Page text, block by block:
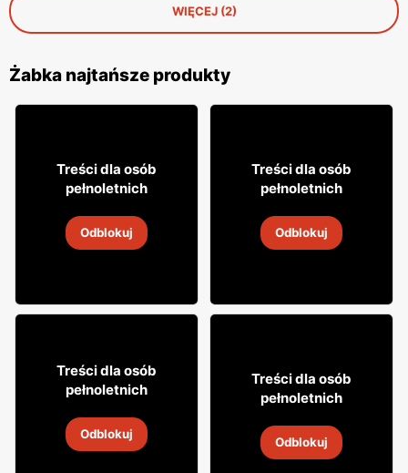
WIĘCEJ (2)
Żabka najtańsze produkty
3199
Napój alkoholowy Soplica
18 sie 2026
Treści dla osób
pełnoletnich
Odblokuj
2999
Wódka Żołądkowa Gorzka
18 sie 2026
Treści dla osób
pełnoletnich
Odblokuj
4999
18 sie 2026
Treści dla osób
pełnoletnich
Odblokuj
49
Napój alkoholowy Soplica
18 sie 2026
Treści dla osób
pełnoletnich
Odblokuj